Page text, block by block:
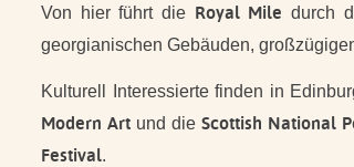
Von hier führt die Royal Mile durch
georgianischen Gebäuden,
Kulturell Interessierte finden in
Modern Art und dieScottish National
Festival.